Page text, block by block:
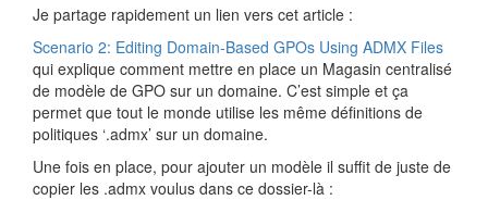
Je partage rapidement un lien vers cet article :
Scenario 2: Editing Domain-Based GPOs Using ADMX Files
qui explique comment mettre en place un Magasin centralisé
de modèle de GPO sur un domaine. C’est simple et ça
permet que tout le monde utilise les même définitions de
politiques ‘.admx’ sur un domaine.
Une fois en place, pour ajouter un modèle il suffit de juste de
copier les .admx voulus dans ce dossier-là :